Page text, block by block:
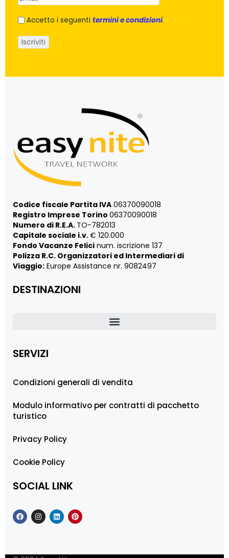
Accetto i seguenti termini e condizioni.
Codice fiscale Partita IVA 06370090018
Registro Imprese Torino 06370090018
Numero di R.E.A. TO-782013
Capitale sociale i.v.€ 120.000
Fondo Vacanze Felici num. iscrizione 137
Polizza R.C. Organizzatori ed Intermediari di
Viaggio: Europe Assistance nr. 9082497
DESTINAZIONI
SERVIZI
Condizioni generali di vendita
Modulo informativo per contratti di pacchetto
turistico
Privacy Policy
Cookie Policy
SOCIAL LINK